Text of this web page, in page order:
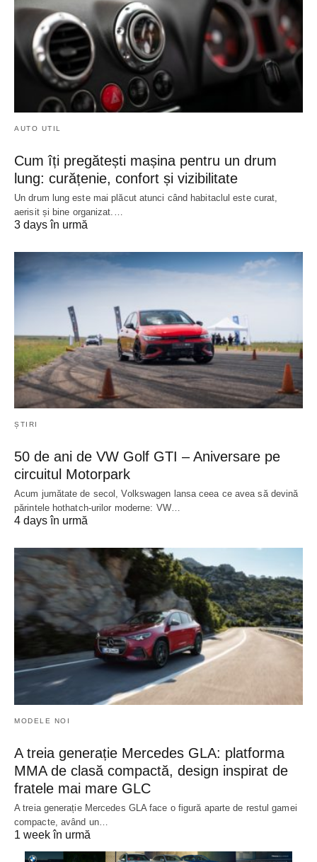
AUTO UTIL
Cum îți pregătești mașina pentru un drum
lung: curățenie, confort și vizibilitate
Un drum lung este mai plăcut atunci când habitaclul este curat,
aerisit și bine organizat.…
3 days în urmă
ȘTIRI
50 de ani de VW Golf GTI – Aniversare pe
circuitul Motorpark
Acum jumătate de secol, Volkswagen lansa ceea ce avea să devină
părintele hothatch-urilor moderne: VW…
4 days în urmă
MODELE NOI
A treia generație Mercedes GLA: platforma
MMA de clasă compactă, design inspirat de
fratele mai mare GLC
A treia generație Mercedes GLA face o figură aparte de restul gamei
compacte, având un…
1 week în urmă